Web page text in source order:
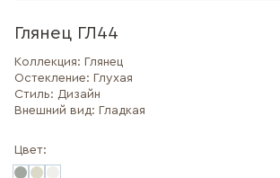
Глянец ГЛ44
Коллекция: Глянец
Остекление: Глухая
Стиль: Дизайн
Внешний вид: Гладкая
Цвет: